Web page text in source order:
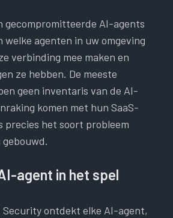
gecompromitteerde AI-agents
agenten in uw omgeving
verbinding mee maken en
ze hebben. De meeste
geen inventaris van de AI-
komen met hun SaaS-
precies het soort probleem
agent in het spel
Security ontdekt elke AI-agent,